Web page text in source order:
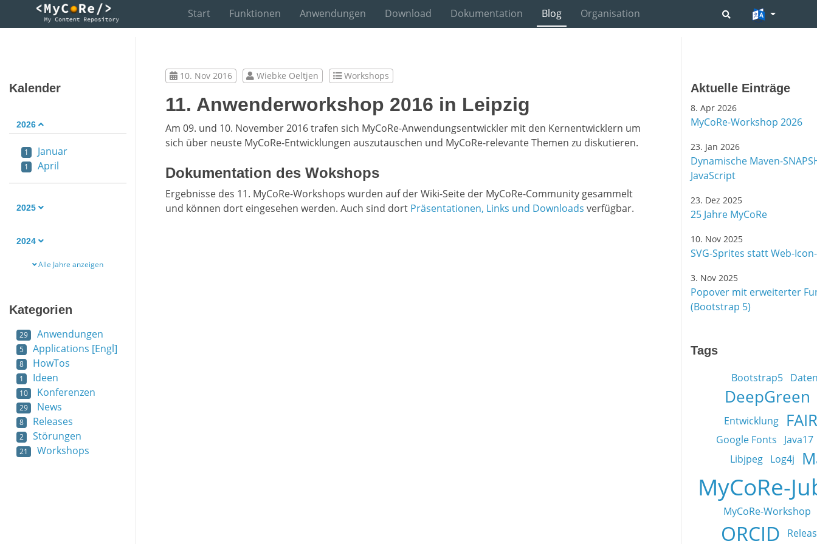
Start Funktionen Anwendungen Download Dokumentation Blog Organisation
Kalender
2026
1 Januar
1 April
2025
2024
Alle Jahre anzeigen
Kategorien
29 Anwendungen
5 Applications [Engl]
8 HowTos
1 Ideen
10 Konferenzen
29 News
8 Releases
2 Störungen
21 Workshops
10. Nov 2016 Wiebke Oeltjen Workshops
11. Anwenderworkshop 2016 in Leipzig
Am 09. und 10. November 2016 trafen sich MyCoRe-Anwendungsentwickler mit den Kernentwicklern um
sich über neuste MyCoRe-Entwicklungen auszutauschen und MyCoRe-relevante Themen zu diskutieren.
Dokumentation des Wokshops
Ergebnisse des 11. MyCoRe-Workshops wurden auf der Wiki-Seite der MyCoRe-Community gesammelt
und können dort eingesehen werden. Auch sind dort Präsentationen, Links und Downloads verfügbar.
Aktuelle Einträge
8. Apr 2026
MyCoRe-Workshop 2026
23. Jan 2026
Dynamische Maven-
JavaScript
23. Dez 2025
25 Jahre MyCoRe
10. Nov 2025
SVG-Sprites statt Web-
3. Nov 2025
Popover mit erweiterter
(Bootstrap 5)
Tags
Bootstrap5
DeepGreen
Entwicklung FAIR
Google Fonts
Java17
Libjpeg Log4j
MyCoRe-
MyCoRe-Workshop
ORCID